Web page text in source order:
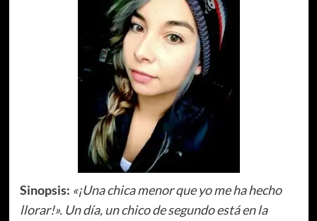
Sinopsis: «¡Una chica menor que yo me ha hecho
llorar!». Un día, un chico de segundo está en la